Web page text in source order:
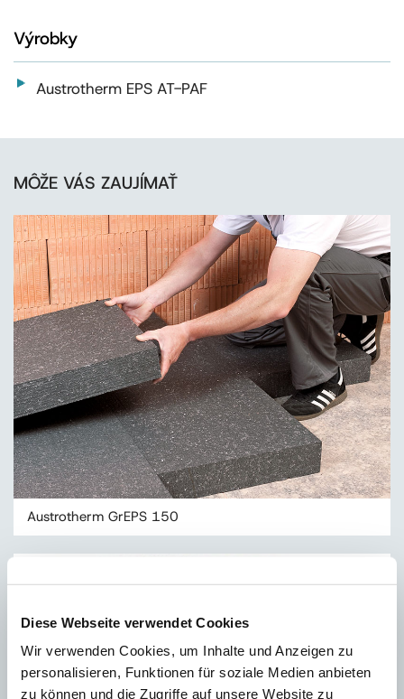
Diese Webseite verwendet Cookies
Wir verwenden Cookies, um Inhalte und Anzeigen zu
personalisieren, Funktionen für soziale Medien anbieten
zu können und die Zugriffe auf unsere Website zu
Výrobky
Austrotherm EPS AT-PAF
MÔŽE VÁS ZAUJÍMAŤ
Austrotherm GrEPS 150